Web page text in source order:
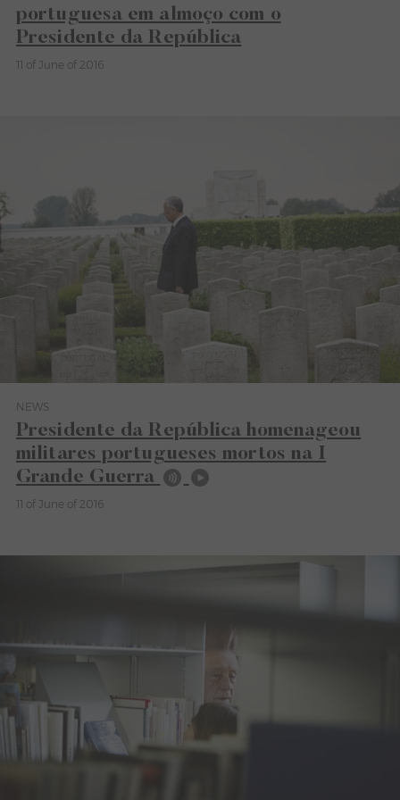
portuguesa em almoço com o
Presidente da República
11 of June of 2016
Category News
NEWS
Presidente da República homenageou
militares portugueses mortos na I
Grande Guerra
11 of June of 2016